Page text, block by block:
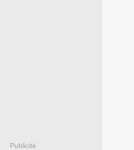
Publicité